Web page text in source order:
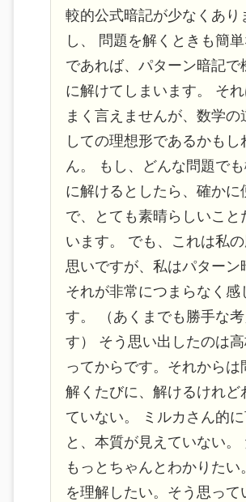
較的公式暗記が少なくあり
し、 問題を解くときも簡
であれば、パターン暗記で
に解けてしまいます。 それ
まく言えませんが、数学の
しての理想形であるかもし
ん。 もし、どんな問題で
に解けるとしたら、確かに
で、とても素晴らしいこと
います。 でも、これは私
思いですが、私はパターン
それが非常につまらなく感
す。 （あくまでも勝手な
す） そう思い出したのは高
ってからです。それからは
解くたびに、解けるけれど
ていない。 ミルカさん的に
と、本質が見えていない。
もっとちゃんとわかりたい
を理解したい。そう思って